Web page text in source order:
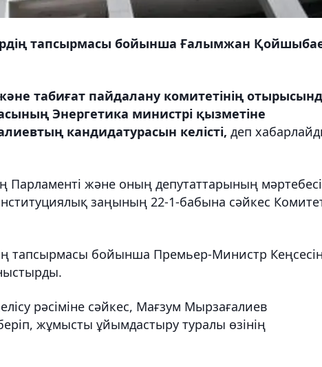
тапсырмасы бойынша Ғалымжан
табиғат пайдалану комитетінің
Энергетика министрі қызметіне
кандидатурасын келісті, деп
Парламенті және оның депутаттарының мәртебесі
заңының 22-1-бабына сәйкес
тапсырмасы бойынша Премьер-Министр
рәсіміне сәйкес, Мағзум Мырзағалиев
жұмысты ұйымдастыру туралы өзінің